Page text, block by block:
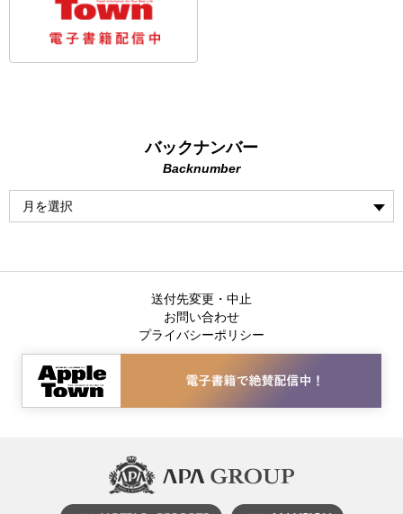
バックナンバー
Backnumber
送付先変更・中止
お問い合わせ
プライバシーポリシー